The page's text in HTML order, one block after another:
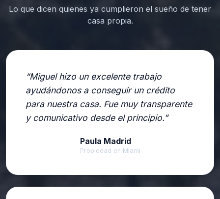
Lo que dicen quienes ya cumplieron el sueño de tener
casa propia.
Miguel hizo un excelente trabajo
ayudándonos a conseguir un crédito
para nuestra casa. Fue muy transparente
y comunicativo desde el principio.
Paula Madrid
Propiedad en Miami